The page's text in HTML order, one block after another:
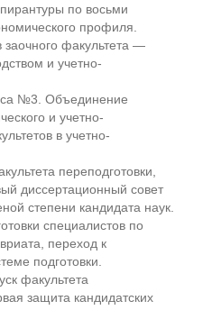
по восьми
профиля.
заочного факультета —
и учетно-
№3. Объединение
и учетно-
в учетно-
переподготовки,
диссертационный совет
степени кандидата наук.
специалистов по
переход к
подготовки.
факультета
защита кандидатских